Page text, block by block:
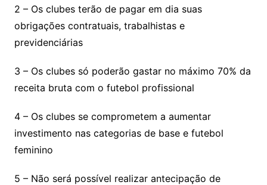
2 – Os clubes terão de pagar em dia suas
obrigações contratuais, trabalhistas e
previdenciárias
3 – Os clubes só poderão gastar no máximo 70% da
receita bruta com o futebol profissional
4 – Os clubes se comprometem a aumentar
investimento nas categorias de base e futebol
feminino
5 – Não será possível realizar antecipação de